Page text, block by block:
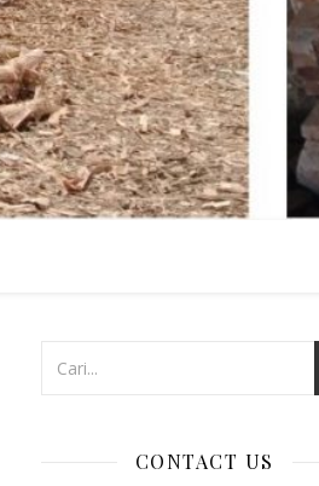
CONTACT US